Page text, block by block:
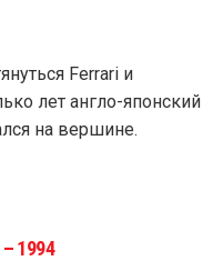
Ferrari и
лет англо-японский
на вершине.
1994